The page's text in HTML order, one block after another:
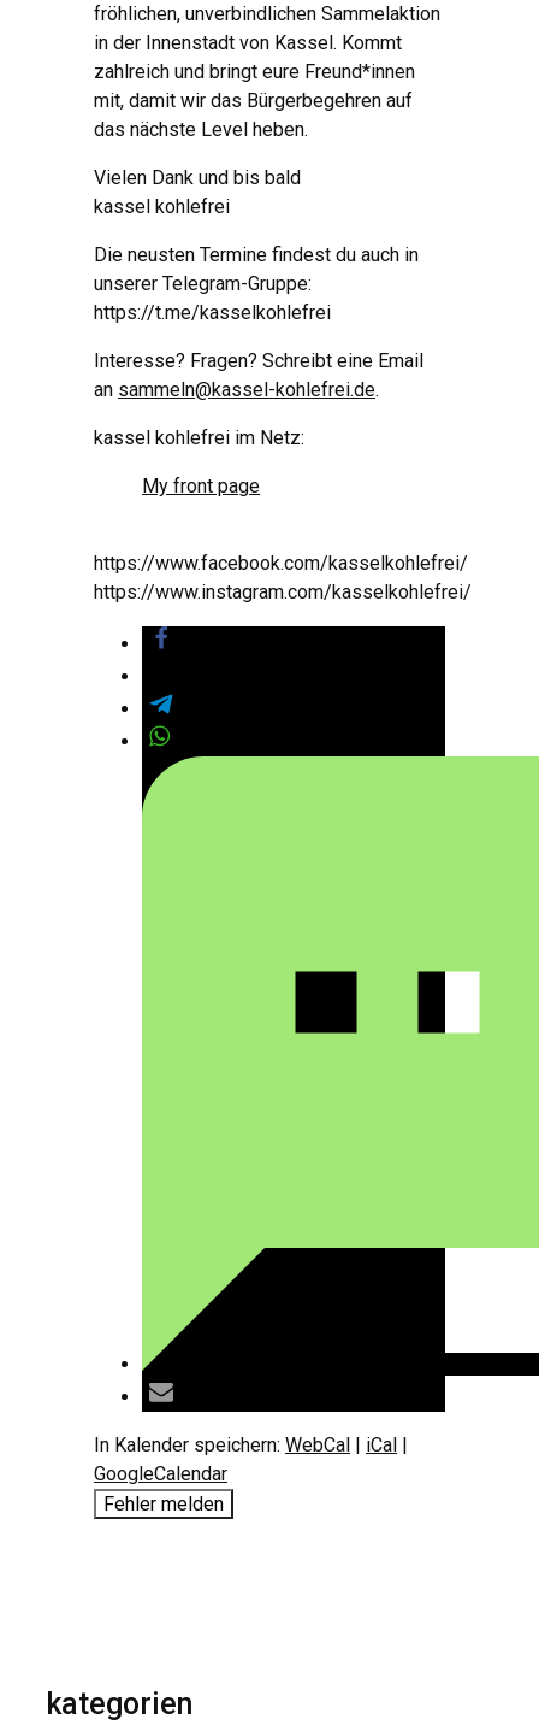
fröhlichen, unverbindlichen Sammelaktion
in der Innenstadt von Kassel. Kommt
zahlreich und bringt eure Freund*innen
mit, damit wir das Bürgerbegehren auf
das nächste Level heben.
Vielen Dank und bis bald
kassel kohlefrei
Die neusten Termine findest du auch in
unserer Telegram-Gruppe:
https://t.me/kasselkohlefrei
Interesse? Fragen? Schreibt eine Email
an sammeln@kassel-kohlefrei.de.
kassel kohlefrei im Netz:
My front page
https://www.facebook.com/kasselkohlefrei/
https://www.instagram.com/kasselkohlefrei/
In Kalender speichern: WebCal | iCal |
GoogleCalendar
Fehler melden
kategorien